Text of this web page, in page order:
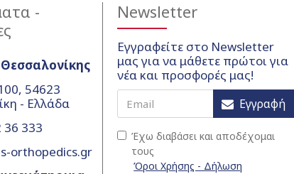
-
54623
- Ελλάδα
36 333
orthopedics.gr
Newsletter
Εγγραφείτε στο Newsletter
μας για να μάθετε πρώτοι για
νέα και προσφορές μας!
Εγγραφή
Έχω διαβάσει και αποδέχομαι
τους
Όροι Χρήσης - Δήλωση